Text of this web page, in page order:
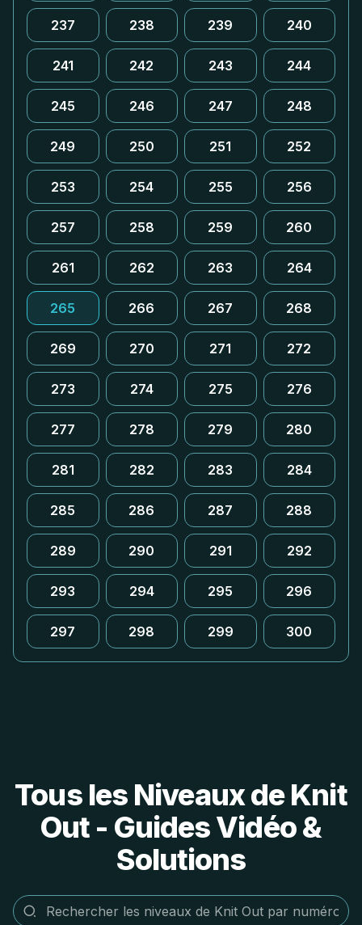
237 238 239 240
241 242 243 244
245 246 247 248
249 250 251 252
253 254 255 256
257 258 259 260
261 262 263 264
265 266 267 268
269 270 271 272
273 274 275 276
277 278 279 280
281 282 283 284
285 286 287 288
289 290 291 292
293 294 295 296
297 298 299 300
Tous les Niveaux de Knit
Out - Guides Vidéo &
Solutions